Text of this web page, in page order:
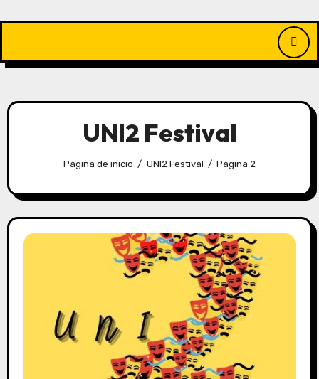
UNI2 Festival
Página de inicio UNI2 Festival Página 2